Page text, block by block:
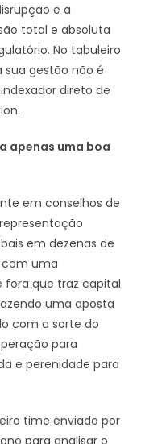
e a
total e absoluta
No tabuleiro
sua gestão não é
direto de
apenas uma boa
em conselhos de
em dezenas de
com uma
fora que traz capital
uma aposta
com a sorte do
para
e perenidade para
time enviado por
para analisar o